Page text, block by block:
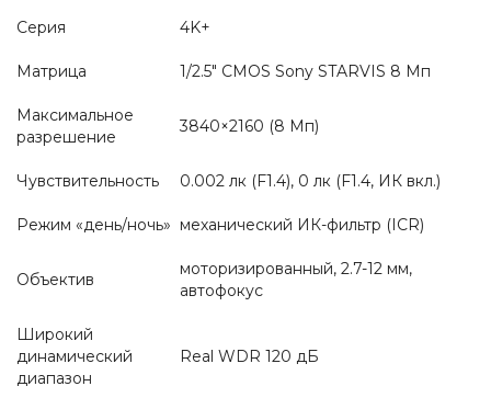
Серия 4K+
Матрица 1/2.5" CMOS Sony STARVIS 8 Мп
Максимальное
разрешение
3840×2160 (8 Мп)
Чувствительность 0.002 лк (F1.4), 0 лк (F1.4, ИК вкл.)
Режим «день/ночь» механический ИК-фильтр (ICR)
Объектив
моторизированный, 2.7-12 мм,
автофокус
Широкий
динамический
диапазон
Real WDR 120 дБ